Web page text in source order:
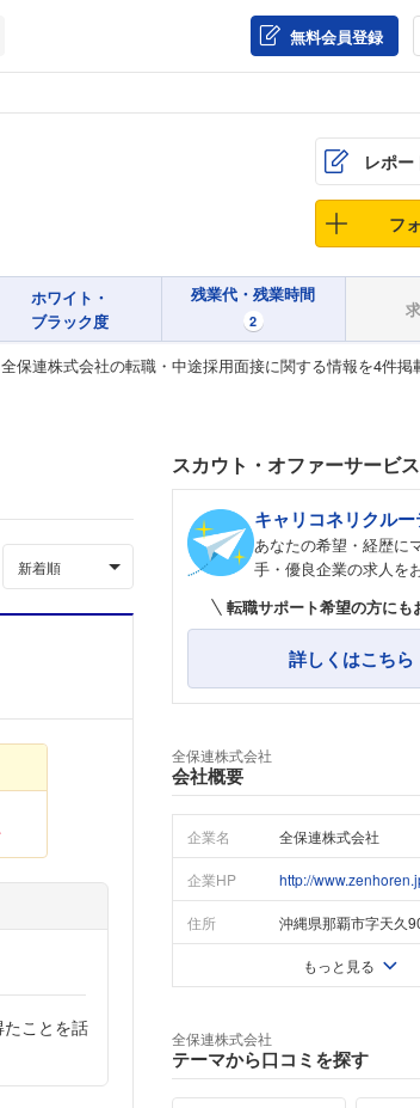
無料会員登録
レポ
フ
ホワイト・
ブラック度
残業代・残業時間
2
連株式会社の転職・中途採用面接に関する情報を4件掲
新着順
ことを話
スカウト・オファーサービス
キャリコネリクル
あなたの希望・経歴に
手・優良企業の求人を
転職サポート希望の方にも
詳しくはこちら
全保連株式会社
会社概要
企業名 全保連株式会社
企業HP http://
住所 沖縄県那覇市字天久
もっと見る
全保連株式会社
テーマから口コミを探す